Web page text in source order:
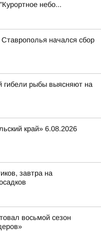
небо...
Ставрополья начался сбор
гибели рыбы выясняют на
край» 6.08.2026
завтра на
восьмой сезон